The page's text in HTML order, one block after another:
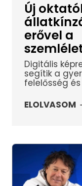
Új
erővel a
Digitális
segítik a
felelősség
ELOLVASOM